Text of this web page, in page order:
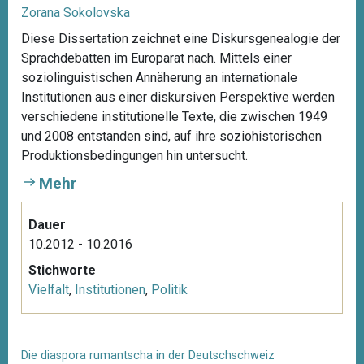
Zorana Sokolovska
Diese Dissertation zeichnet eine Diskursgenealogie der
Sprachdebatten im Europarat nach. Mittels einer
soziolinguistischen Annäherung an internationale
Institutionen aus einer diskursiven Perspektive werden
verschiedene institutionelle Texte, die zwischen 1949
und 2008 entstanden sind, auf ihre soziohistorischen
Produktionsbedingungen hin untersucht.
Mehr
Dauer
10.2012 - 10.2016
Stichworte
Vielfalt, Institutionen, Politik
Die diaspora rumantscha in der Deutschschweiz